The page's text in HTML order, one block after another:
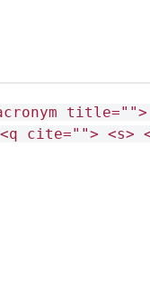
title="">
cite=""> <s>